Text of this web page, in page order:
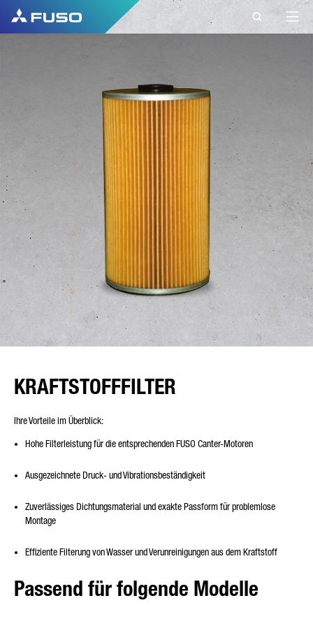
KRAFTSTOFFFILTER
Ihre Vorteile im Überblick:
Hohe Filterleistung für die entsprechenden FUSO Canter-Motoren
Ausgezeichnete Druck- und Vibrationsbeständigkeit
Zuverlässiges Dichtungsmaterial und exakte Passform für problemlose
Montage
Effiziente Filterung von Wasser und Verunreinigungen aus dem Kraftstoff
Passend für folgende Modelle